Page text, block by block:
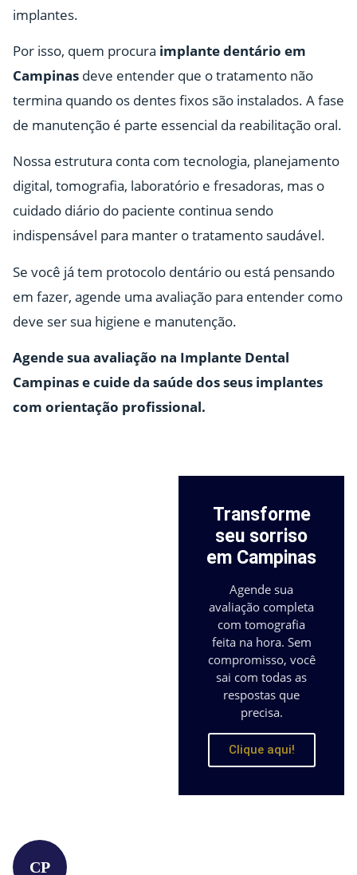
implantes.
Por isso, quem procura implante dentário em
Campinas deve entender que o tratamento não
termina quando os dentes fixos são instalados. A fase
de manutenção é parte essencial da reabilitação oral.
Nossa estrutura conta com tecnologia, planejamento
digital, tomografia, laboratório e fresadoras, mas o
cuidado diário do paciente continua sendo
indispensável para manter o tratamento saudável.
Se você já tem protocolo dentário ou está pensando
em fazer, agende uma avaliação para entender como
deve ser sua higiene e manutenção.
Agende sua avaliação na Implante Dental
Campinas e cuide da saúde dos seus implantes
com orientação profissional.
Transforme
seu sorriso
em Campinas
Agende sua
avaliação completa
com tomografia
feita na hora. Sem
compromisso, você
sai com todas as
respostas que
precisa.
Clique aqui!
CP